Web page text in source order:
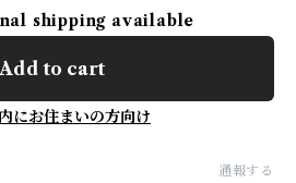
shipping available
to cart
にお住まいの方向け
通報する